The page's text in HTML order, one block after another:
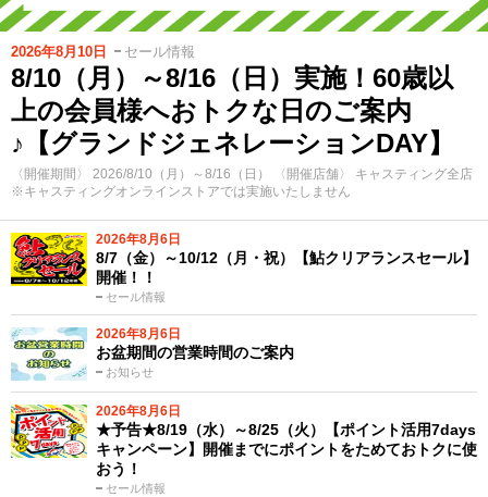
2026年8月10日 セール情報
8/10（月）～8/16（日）実施！60歳以
上の会員様へおトクな日のご案内
♪【グランドジェネレーションDAY】
〈開催期間〉 2026/8/10（月）～8/16（日） 〈開催店舗〉 キャスティング全店
※キャスティングオンラインストアでは実施いたしません
2026年8月6日
セール情報
8/7（金）～10/12（月・祝）【鮎クリアランスセール】
開催！！
2026年8月6日
お知らせ
お盆期間の営業時間のご案内
2026年8月6日
セール情報
★予告★8/19（水）～8/25（火）【ポイント活用7days
キャンペーン】開催までにポイントをためておトクに使
おう！